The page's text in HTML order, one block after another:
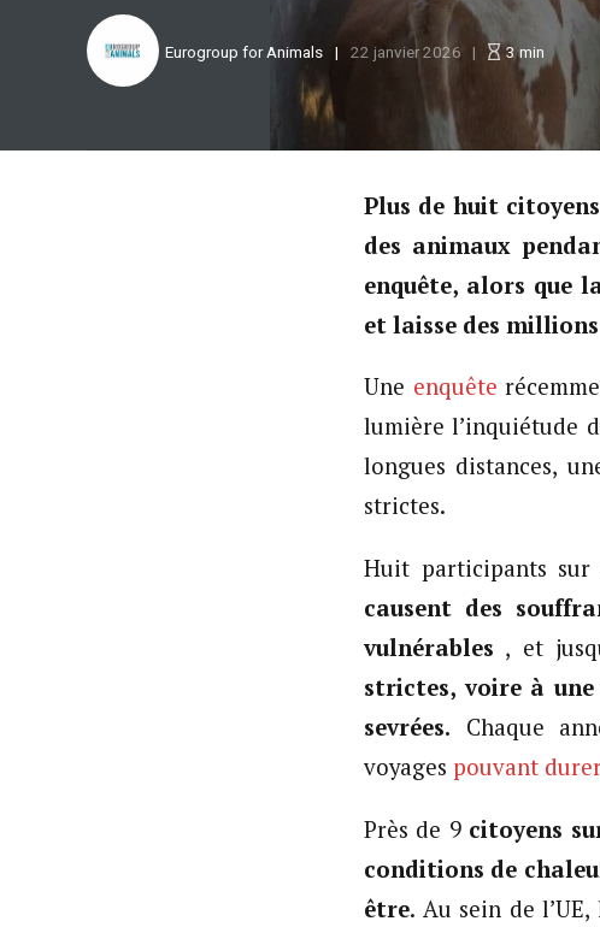
Eurogroup for Animals 22 janvier 2026 3min
Plus de huit
des animaux
enquête, alors que
et laisse des
Une enquête
lumière l’inquiétude
longues distances,
strictes.
Huit participants sur
causent des
vulnérables , et
strictes, voire à
sevrées. Chaque
voyages pouvant
Près de 9 citoyens
conditions de
être. Au sein de